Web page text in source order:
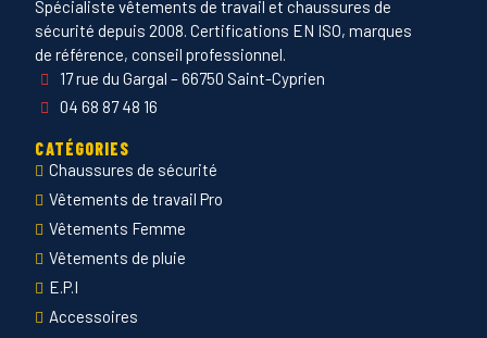
Spécialiste vêtements de travail et chaussures de
sécurité depuis 2008. Certifications EN ISO, marques
de référence, conseil professionnel.
17 rue du Gargal – 66750 Saint-Cyprien
04 68 87 48 16
CATÉGORIES
Chaussures de sécurité
Vêtements de travail Pro
Vêtements Femme
Vêtements de pluie
E.P.I
Accessoires